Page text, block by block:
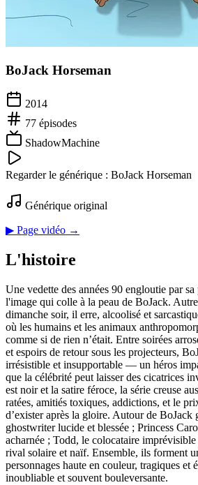
BoJack Horseman
2014
77 épisodes
ShadowMachine
Regarder le générique : BoJack Horseman
Générique original
▶ Page vidéo →
L'histoire
Une vedette des années 90 engloutie par
l'image qui colle à la peau de BoJack.
dimanche soir, il erre, alcoolisé et
où les humains et les animaux
comme si de rien n’était. Entre soirées
et espoirs de retour sous les projecteurs,
irrésistible et insupportable — un héros
que la célébrité peut laisser des cicatrices
est noir et la satire féroce, la série creuse
ratées, amitiés toxiques, addictions, et le
d’exister après la gloire. Autour de BoJack
ghostwriter lucide et blessée ; Princess
acharnée ; Todd, le colocataire
rival solaire et naïf. Ensemble, ils forment
personnages haute en couleur, tragiques
inoubliable et souvent bouleversante.